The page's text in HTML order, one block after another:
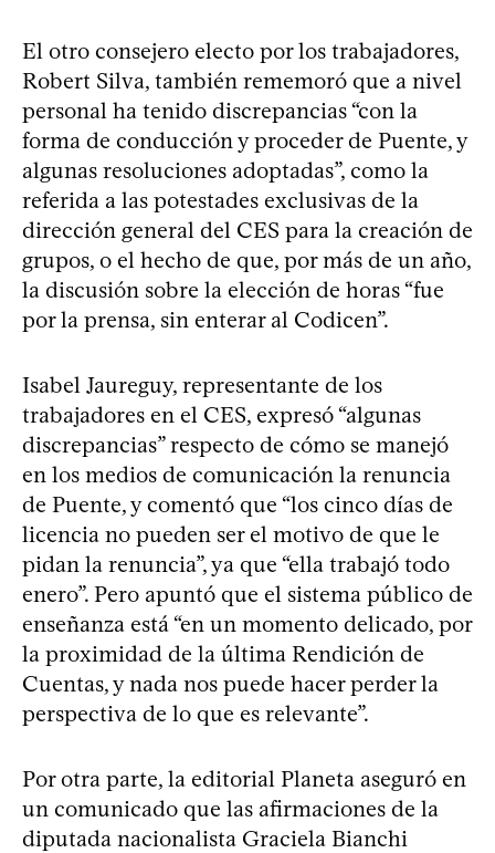
El otro consejero electo por los trabajadores,
Robert Silva, también rememoró que a nivel
personal ha tenido discrepancias “con la
forma de conducción y proceder de Puente, y
algunas resoluciones adoptadas”, como la
referida a las potestades exclusivas de la
dirección general del CES para la creación de
grupos, o el hecho de que, por más de un año,
la discusión sobre la elección de horas “fue
por la prensa, sin enterar al Codicen”.
Isabel Jaureguy, representante de los
trabajadores en el CES, expresó “algunas
discrepancias” respecto de cómo se manejó
en los medios de comunicación la renuncia
de Puente, y comentó que “los cinco días de
licencia no pueden ser el motivo de que le
pidan la renuncia”, ya que “ella trabajó todo
enero”. Pero apuntó que el sistema público de
enseñanza está “en un momento delicado, por
la proximidad de la última Rendición de
Cuentas, y nada nos puede hacer perder la
perspectiva de lo que es relevante”.
Por otra parte, la editorial Planeta aseguró en
un comunicado que las afirmaciones de la
diputada nacionalista Graciela Bianchi